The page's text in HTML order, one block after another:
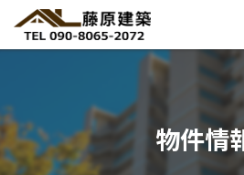
物件情